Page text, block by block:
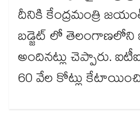
దీనికి కేంద్రమంత్రి
బడ్జెట్ లో తెలంగాణలోని
అందినట్లు చెప్పారు.
60 వేల కోట్లు